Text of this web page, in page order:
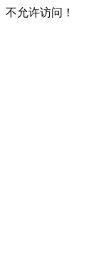
不允许访问！